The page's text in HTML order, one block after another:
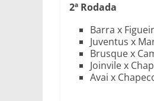
2ª Rodada
Barra x
Juventus x
Brusque x
Joinvile x
Avai x